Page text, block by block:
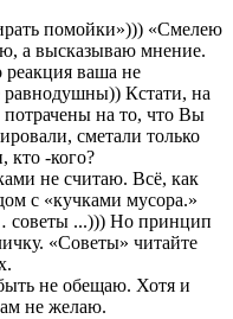
помойки»))) «Смелею
а высказываю мнение.
ваша не
равнодушны)) Кстати, на
потрачены на то, что Вы
сметали только
кто -кого?
не считаю. Всё, как
с «кучками мусора.»
советы ...))) Но принцип
«Советы» читайте
не обещаю. Хотя и
не желаю.